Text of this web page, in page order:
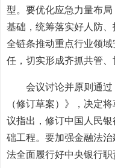
型。要优化应急力量布
基础，统筹落实好人防
全链条推动重点行业领
任，切实形成齐抓共管、
会议讨论并原则通
（修订草案）》，决定
议指出，修订中国人民
础工程。要加强金融法
法全面履行好中央银行职